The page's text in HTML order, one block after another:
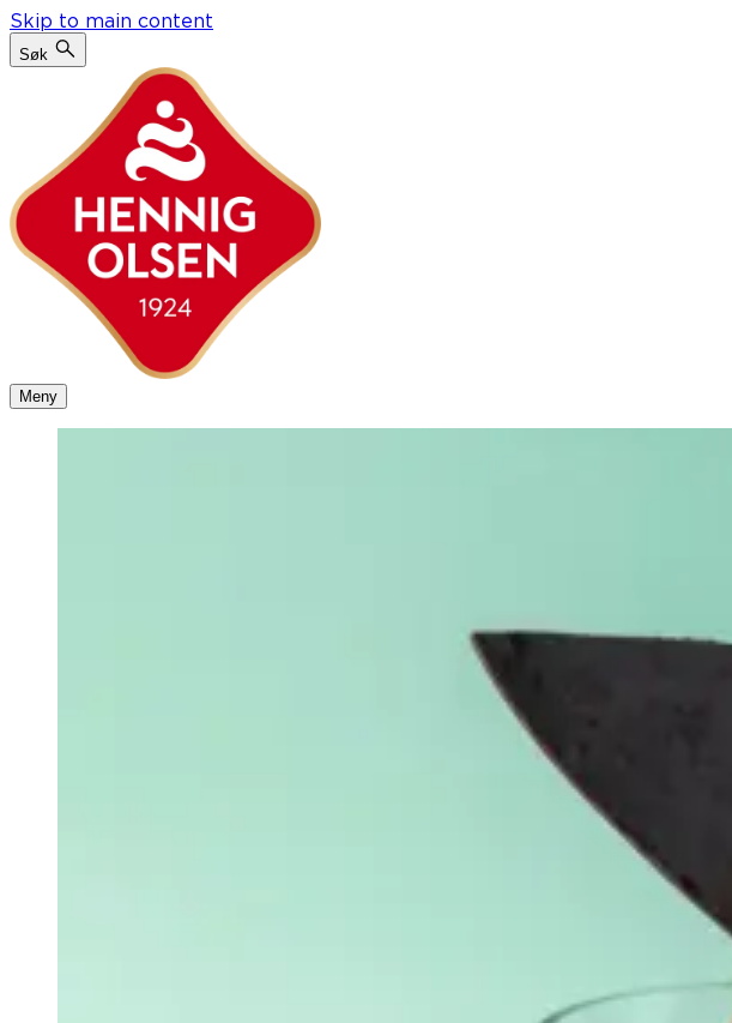
Skip to main content
Søk
Meny